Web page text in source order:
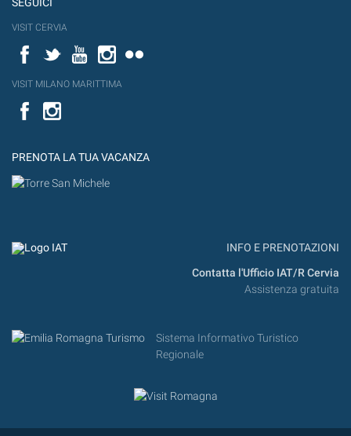
SEGUICI
VISIT CERVIA
FacebookTwitterYouTubeInstagram
VISIT MILANO MARITTIMA
Facebook
PRENOTA LA TUA VACANZA
INFO E PRENOTAZIONI
Contatta l'Ufficio IAT/R Cervia
Assistenza gratuita
Sistema Informativo Turistico
Regionale